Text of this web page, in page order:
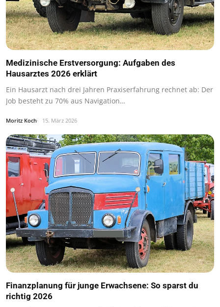
Medizinische Erstversorgung: Aufgaben des
Hausarztes 2026 erklärt
Ein Hausarzt nach drei Jahren Praxiserfahrung rechnet ab: Der
Job besteht zu 70% aus Navigation…
Moritz Koch 15. März 2026
Finanzplanung für junge Erwachsene: So sparst du
richtig 2026